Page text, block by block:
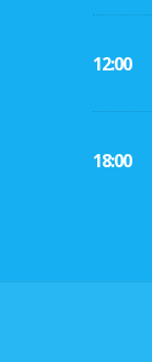
12:00
18:00